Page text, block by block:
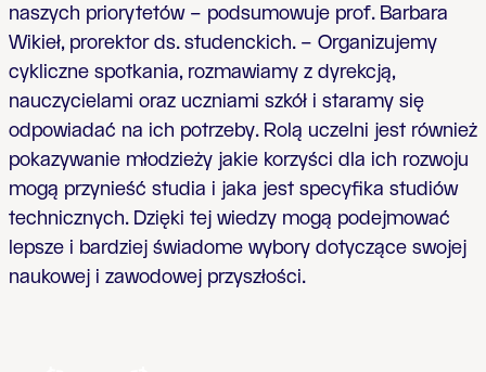
naszych priorytetów – podsumowuje prof. Barbara
Wikieł, prorektor ds. studenckich. – Organizujemy
cykliczne spotkania, rozmawiamy z dyrekcją,
nauczycielami oraz uczniami szkół i staramy się
odpowiadać na ich potrzeby. Rolą uczelni jest również
pokazywanie młodzieży jakie korzyści dla ich rozwoju
mogą przynieść studia i jaka jest specyfika studiów
technicznych. Dzięki tej wiedzy mogą podejmować
lepsze i bardziej świadome wybory dotyczące swojej
naukowej i zawodowej przyszłości.